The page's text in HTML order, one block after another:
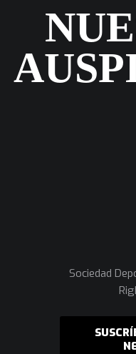
Sociedad